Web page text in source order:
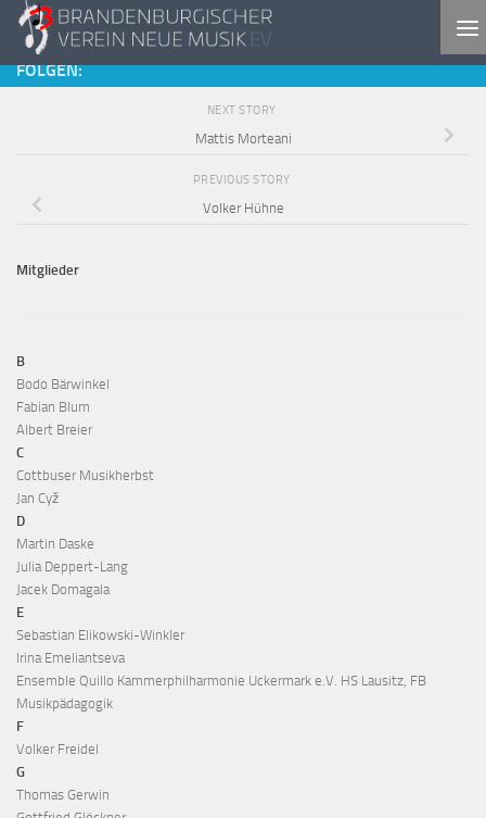
Skip to content
FOLGEN:
NEXT STORY
Mattis Morteani
PREVIOUS STORY
Volker Hühne
Mitglieder
B
Bodo Bärwinkel
Fabian Blum
Albert Breier
C
Cottbuser Musikherbst
Jan Cyž
D
Martin Daske
Julia Deppert-Lang
Jacek Domagala
E
Sebastian Elikowski-Winkler
Irina Emeliantseva
Ensemble Quillo Kammerphilharmonie Uckermark e.V. HS Lausitz, FB
Musikpädagogik
F
Volker Freidel
G
Thomas Gerwin